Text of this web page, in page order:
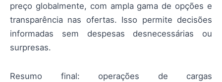
preço globalmente, com ampla gama de opções e
transparência nas ofertas. Isso permite decisões
informadas sem despesas desnecessárias ou
surpresas.
Resumo final: operações de cargas